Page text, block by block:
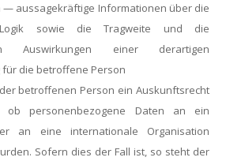
— aussagekräftige Informationen über die
sowie die Tragweite und die
Auswirkungen einer derartigen
die betroffene Person
betroffenen Person ein Auskunftsrecht
ob personenbezogene Daten an ein
an eine internationale Organisation
Sofern dies der Fall ist, so steht der